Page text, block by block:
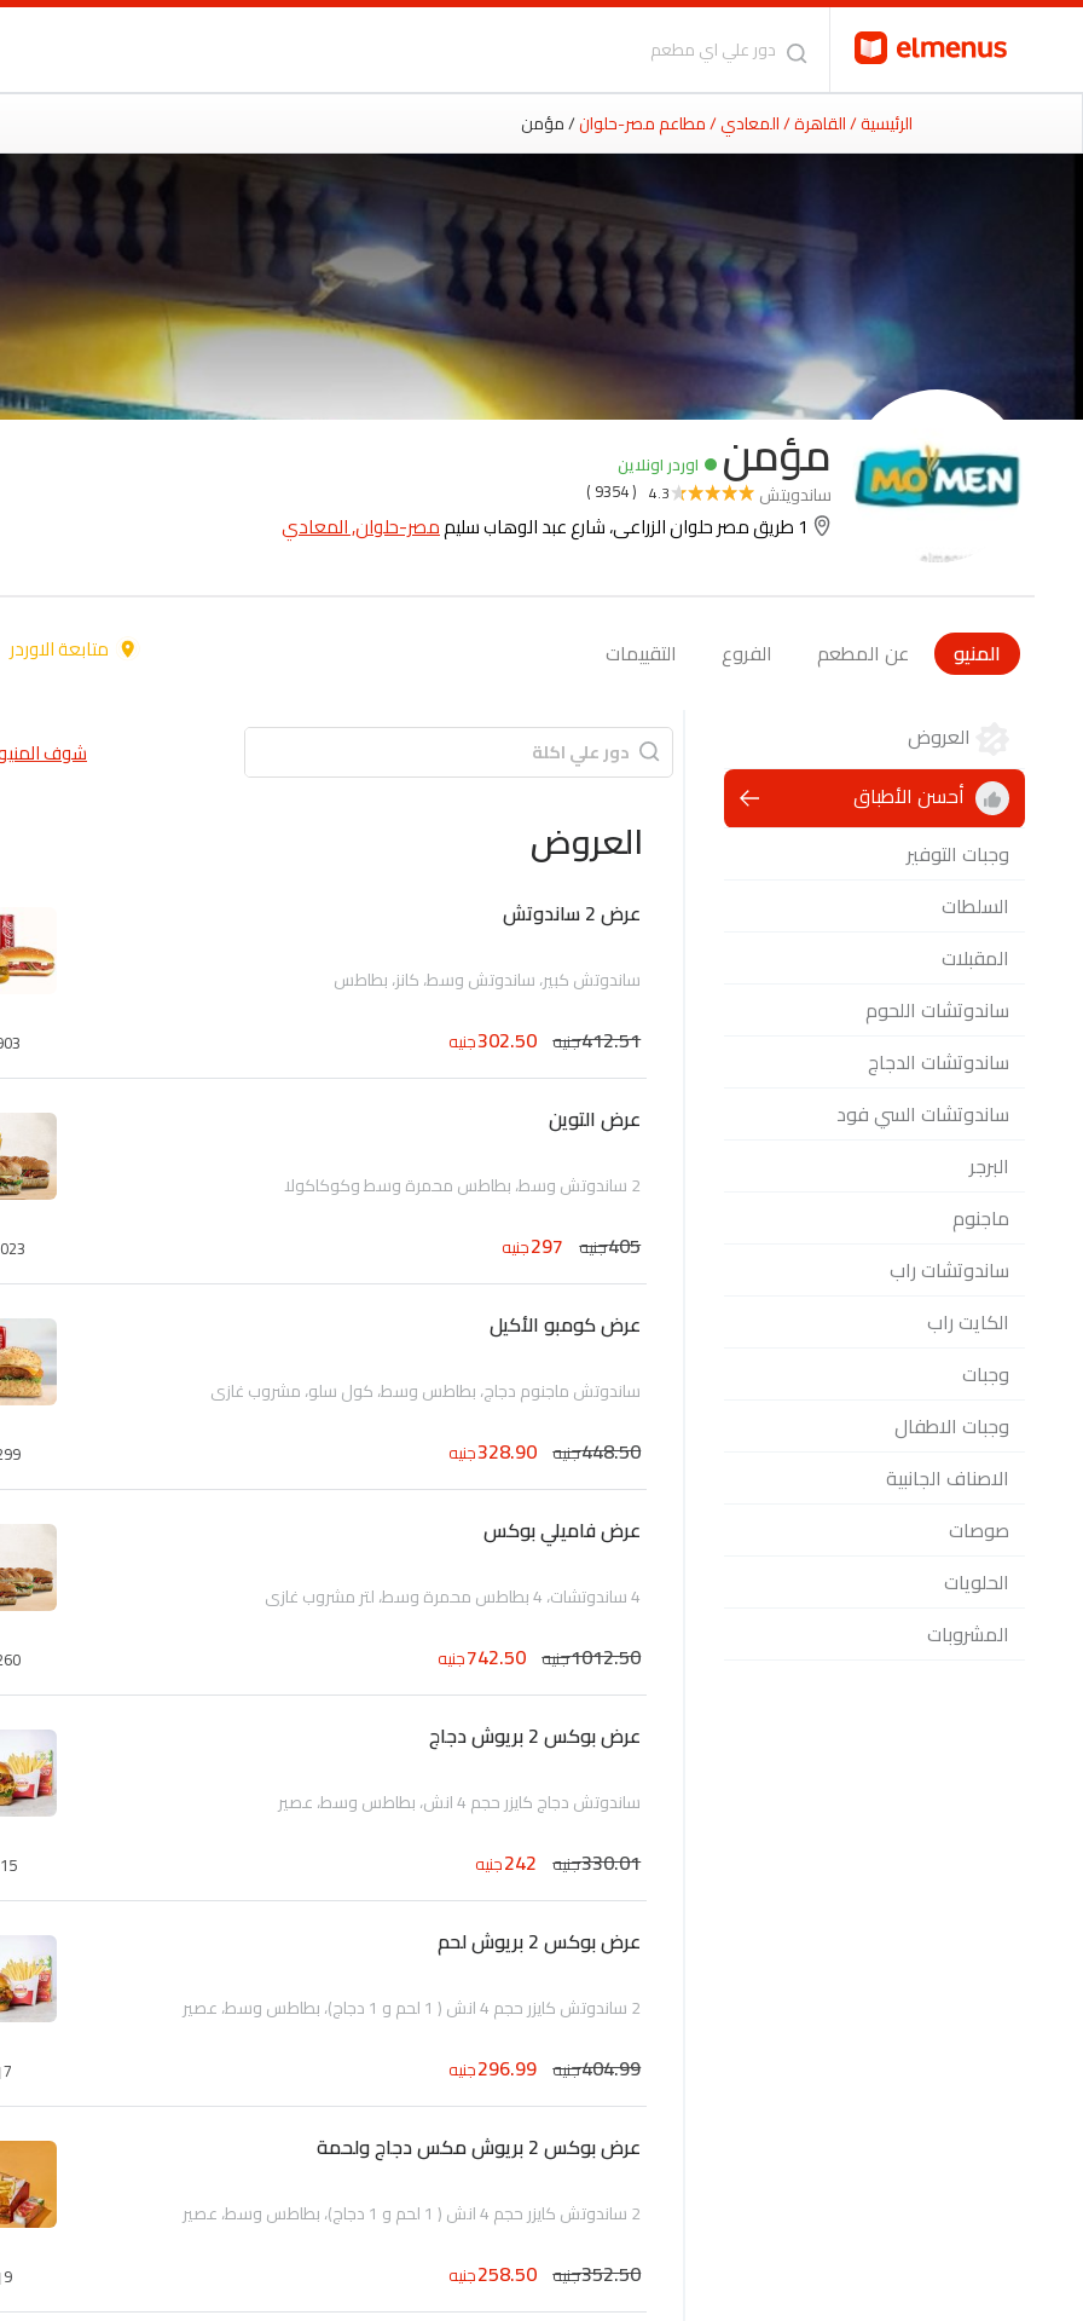
الرئيسية/ القاهرة/ المعادي/ مطاعم مصر-حلوان/ مؤمن
مؤمن اوردر اونلاين
4.3
( 9354 ) ساندويتش
1 طريق مصر حلوان الزراعى، شارع عبد الوهاب سليم مصر-حلوان, المعادي
متابعة الاوردر المنيو عن المطعم الفروع التقييمات
العروض
أحسن الأطباق
وجبات التوفير
السلطات
المقبلات
ساندوتشات اللحوم
ساندوتشات الدجاج
ساندوتشات السي فود
البرجر
ماجنوم
ساندوتشات راب
الكايت راب
وجبات
وجبات الاطفال
الاصناف الجانبية
صوصات
الحلويات
المشروبات
شوف
العروض
عرض 2 ساندوتش
ساندوتش كبير، ساندوتش وسط، كانز، بطاطس
412.51جنيه 302.50جنيه
عرض التوين
2 ساندوتش وسط، بطاطس محمرة وسط وكوكاكولا
405جنيه 297جنيه
عرض كومبو الأكيل
ساندوتش ماجنوم دجاج، بطاطس وسط، كول سلو، مشروب غازى
448.50جنيه 328.90جنيه
عرض فاميلي بوكس
4 ساندوتشات، 4 بطاطس محمرة وسط، لتر مشروب غازي
1012.50جنيه 742.50جنيه
عرض بوكس 2 بريوش دجاج
ساندوتش دجاج كايزر حجم 4 انش، بطاطس وسط، عصير
330.01جنيه 242جنيه 15
عرض بوكس 2 بريوش لحم
2 ساندوتش كايزر حجم 4 انش ( 1 لحم و 1 دجاج)، بطاطس وسط، عصير
404.99جنيه 296.99جنيه 7
عرض بوكس 2 بريوش مكس دجاج ولحمة
2 ساندوتش كايزر حجم 4 انش ( 1 لحم و 1 دجاج)، بطاطس وسط، عصير
352.50جنيه 258.50جنيه 9